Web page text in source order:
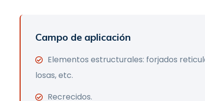
Campo de aplicación
Elementos estructurales: forjados
losas, etc.
Recrecidos.